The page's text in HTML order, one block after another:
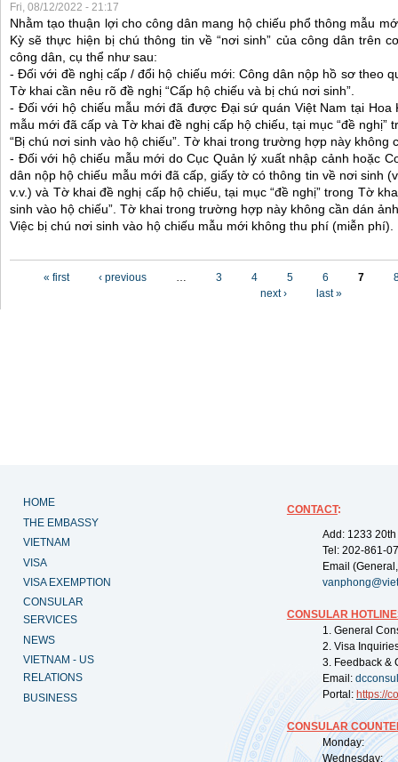
Fri, 08/12/2022 - 21:17
Nhằm tạo thuận lợi cho công dân mang hộ chiếu phổ thông mẫu
Kỳ sẽ thực hiện bị chú thông tin về “nơi sinh” của công dân trên
công dân, cụ thể như sau:
- Đối với đề nghị cấp / đổi hộ chiếu mới: Công dân nộp hồ sơ theo
Tờ khai cần nêu rõ đề nghị “Cấp hộ chiếu và bị chú nơi sinh”.
- Đối với hộ chiếu mẫu mới đã được Đại sứ quán Việt Nam tại Hoa
mẫu mới đã cấp và Tờ khai đề nghị cấp hộ chiếu, tại mục “đề nghị”
“Bị chú nơi sinh vào hộ chiếu”. Tờ khai trong trường hợp này không
- Đối với hộ chiếu mẫu mới do Cục Quản lý xuất nhập cảnh hoặc
dân nộp hộ chiếu mẫu mới đã cấp, giấy tờ có thông tin về nơi sinh
v.v.) và Tờ khai đề nghị cấp hộ chiếu, tại mục “đề nghị” trong Tờ
sinh vào hộ chiếu”. Tờ khai trong trường hợp này không cần dán
Việc bị chú nơi sinh vào hộ chiếu mẫu mới không thu phí (miễn phí).
« first ‹ previous … 3 4 5 6 7
next ›
last »
HOME
THE EMBASSY
VIETNAM
VISA
VISA EXEMPTION
CONSULAR
SERVICES
NEWS
VIETNAM - US
RELATIONS
BUSINESS
CONTACT:
Add: 1233
Tel: 202-861-
Email
CONSULAR
1. General
2. Visa
3. Feedback &
Email:
Portal: https://
CONSULAR
Monday:
Wednesday: